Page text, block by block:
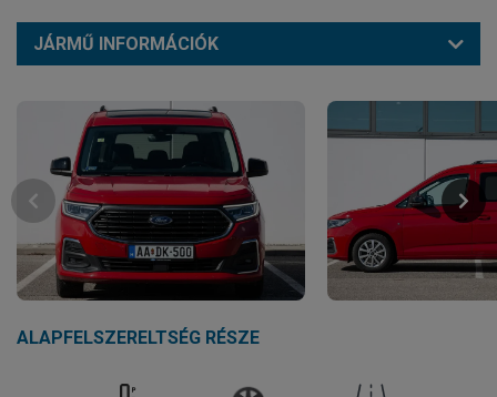
JÁRMŰ INFORMÁCIÓK
ALAPFELSZERELTSÉG RÉSZE